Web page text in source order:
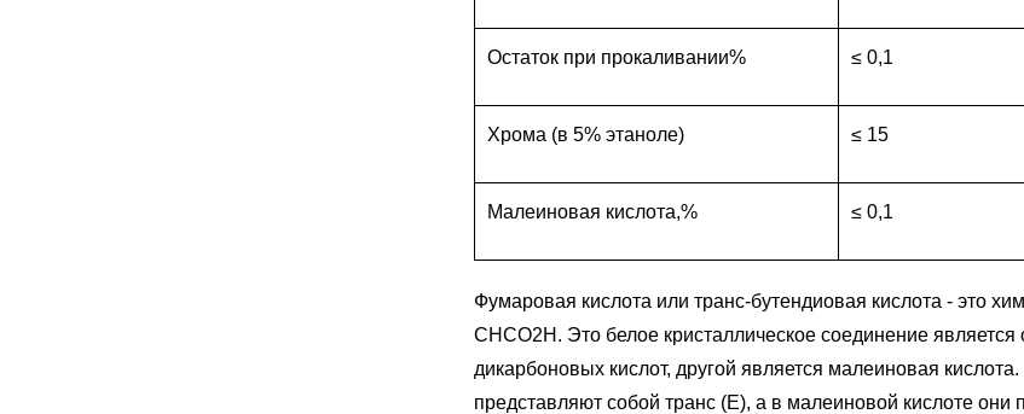
Остаток при прокаливании% ≤ 0,1
Хрома (в 5% этаноле) ≤ 15
Малеиновая кислота,% ≤ 0,1
Фумаровая кислота или транс-бутендиовая кислота - это
CHCO2H. Это белое кристаллическое соединение
дикарбоновых кислот, другой является малеиновая
представляют собой транс (Е), а в малеиновой кислоте